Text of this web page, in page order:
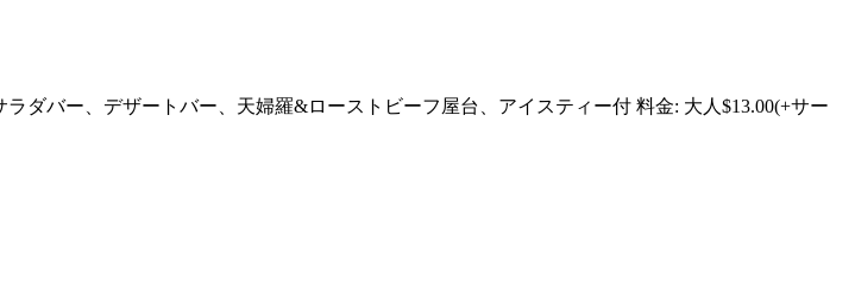
ダバー、デザートバー、天婦羅&ローストビーフ屋台、アイスティー付 料金: 大人$13.00(+サー